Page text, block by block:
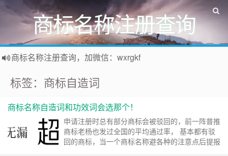
商标名称注册查询
商标名称注册查询，加微信：wxrgkf
标签：商标自造词
商标名称自造词和功效词会选那个！
申请注册时总有部分商标会被驳回的，前一阵普推
商标老杨也发过全国的平均通过率， 基本都有驳
回的商标，当一个商标名称避各种的注意点后提报